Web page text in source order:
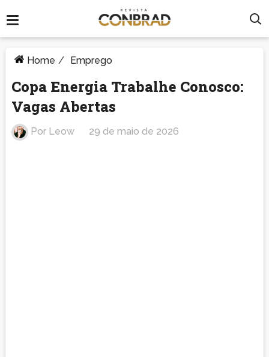
Home / Emprego
Copa Energia Trabalhe Conosco:
Vagas Abertas
Por Leow 29 de maio de 2026